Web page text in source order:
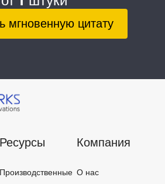
мгновенную цитату
Ресурсы
Производственные
Компания
О нас